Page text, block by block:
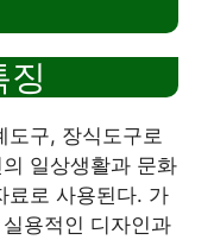
도구, 장식도구로
일상생활과 문화
료로 사용된다. 가
용적인 디자인과